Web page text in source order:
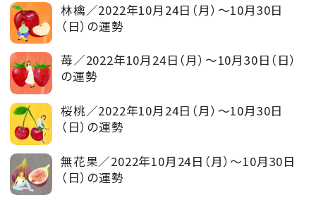
林檎／2022年10月24日（月）～10月30日
（日）の運勢
苺／2022年10月24日（月）～10月30日（日）
の運勢
桜桃／2022年10月24日（月）～10月30日
（日）の運勢
無花果／2022年10月24日（月）～10月30日
（日）の運勢